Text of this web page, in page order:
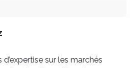
sur les marchés